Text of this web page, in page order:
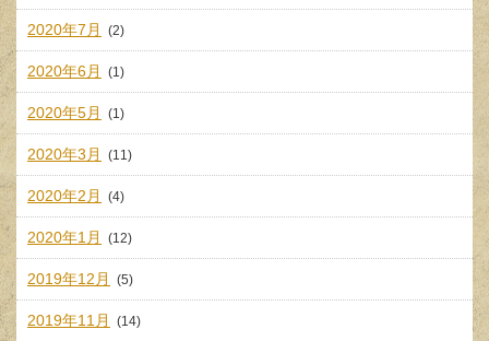
2020年7月 (2)
2020年6月 (1)
2020年5月 (1)
2020年3月 (11)
2020年2月 (4)
2020年1月 (12)
2019年12月 (5)
2019年11月 (14)